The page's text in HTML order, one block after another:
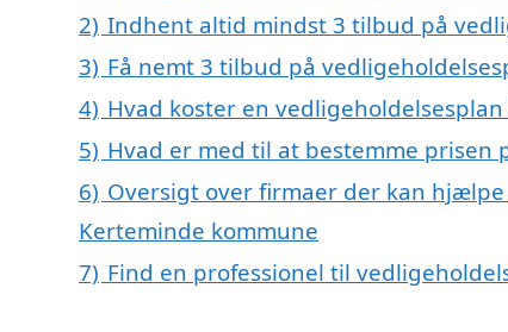
2) Indhent altid mindst 3 tilbud på
3) Få nemt 3 tilbud på
4) Hvad koster en vedligeholdelsesplan
5) Hvad er med til at bestemme prisen
6) Oversigt over firmaer der kan
Kerteminde kommune
7) Find en professionel til